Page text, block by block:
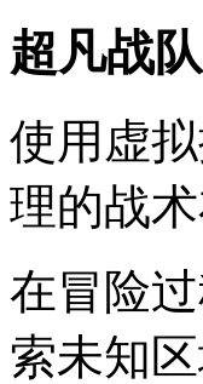
超凡战
使用虚
理的战
在冒险
索未知